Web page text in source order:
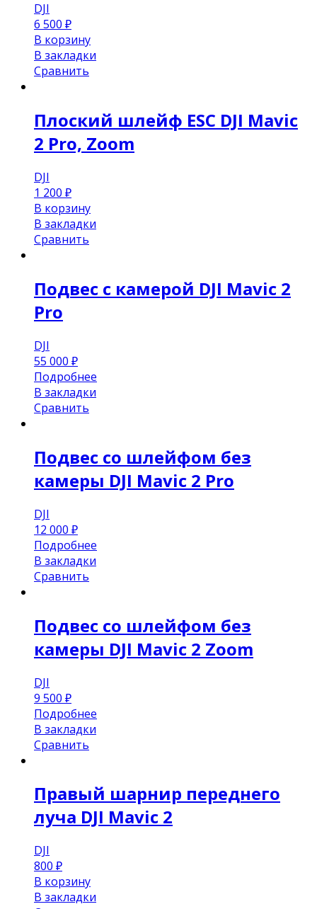
DJI
6 500 ₽
В корзину
В закладки
Сравнить
Плоский шлейф ESC DJI Mavic
2 Pro, Zoom
DJI
1 200 ₽
В корзину
В закладки
Сравнить
Подвес с камерой DJI Mavic 2
Pro
DJI
55 000 ₽
Подробнее
В закладки
Сравнить
Подвес со шлейфом без
камеры DJI Mavic 2 Pro
DJI
12 000 ₽
Подробнее
В закладки
Сравнить
Подвес со шлейфом без
камеры DJI Mavic 2 Zoom
DJI
9 500 ₽
Подробнее
В закладки
Сравнить
Правый шарнир переднего
луча DJI Mavic 2
DJI
800 ₽
В корзину
В закладки